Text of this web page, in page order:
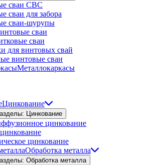
сваи СВС
сваи для забора
сваи-шурупы
сваи
сваи
для винтовых свай
винтовые сваи
Металлокаркасы
Цинкование
Цинкование
цинкование
цинкование
Обработка металла
Обработка металла